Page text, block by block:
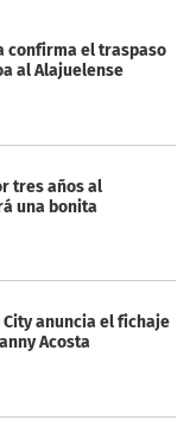
confirma el traspaso
al Alajuelense
tres años al
una bonita
City anuncia el fichaje
Acosta